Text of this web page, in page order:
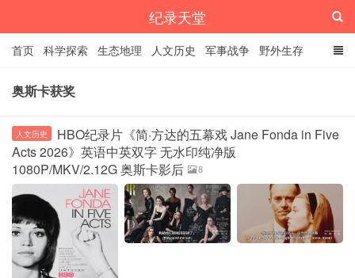
纪录天堂
首页 科学探索 生态地理 人文历史 军事战争 野外生存
经典纪录 4K纪录片
奥斯卡获奖
人文历史
HBO纪录片《简·方达的五幕戏 Jane Fonda in Five
Acts 2026》英语中英双字 无水印纯净版
1080P/MKV/2.12G 奥斯卡影后
8